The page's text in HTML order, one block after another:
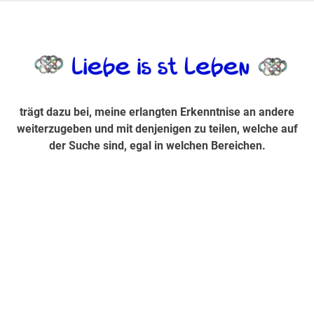
Suche sind, egal in welchen Bereichen.
trägt dazu bei, meine erlangten Erkenntnise an andere
weiterzugeben und mit denjenigen zu teilen, welche auf
der Suche sind, egal in welchen Bereichen.